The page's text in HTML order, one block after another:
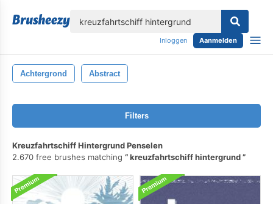
Inloggen Aanmelden
Achtergrond Abstract
Filters
Kreuzfahrtschiff Hintergrund Penselen
2.670 free brushes matching
kreuzfahrtschiff hintergrund